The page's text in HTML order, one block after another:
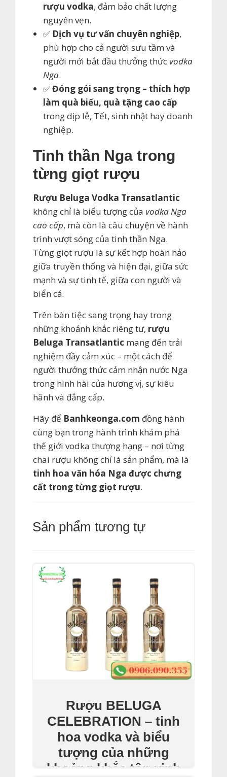
rượu vodka, đảm bảo chất lượng
nguyên vẹn.
✅ Dịch vụ tư vấn chuyên nghiệp,
phù hợp cho cả người sưu tầm và
người mới bắt đầu thưởng thứcvodka
Nga.
✅Đóng gói sang trọng – thích hợp
làm quà biếu, quà tặng cao cấp
trong dịp lễ, Tết, sinh nhật hay doanh
nghiệp.
Tinh thần Nga trong
từng giọt rượu
Rượu Beluga Vodka Transatlantic
không chỉ là biểu tượng của vodka Nga
cao cấp, mà còn là câu chuyện về hành
trình vượt sóng của tinh thần Nga.
Từng giọt rượu là sự kết hợp hoàn hảo
giữa truyền thống và hiện đại, giữa sức
mạnh và sự tinh tế, giữa con người và
biển cả.
Trên bàn tiệc sang trọng hay trong
những khoảnh khắc riêng tư, rượu
Beluga Transatlantic mang đến trải
nghiệm đầy cảm xúc – một cách để
người thưởng thức cảm nhận nước Nga
trong hình hài của hương vị, sự kiêu
hãnh và đẳng cấp.
Hãy để Banhkeonga.com đồng hành
cùng bạn trong hành trình khám phá
thế giới vodka thượng hạng – nơi từng
chai rượu không chỉ là sản phẩm, mà là
tinh hoa văn hóa Nga được chưng
cất trong từng giọt rượu.
Sản phẩm tương tự
Rượu BELUGA
CELEBRATION – tinh
hoa vodka và biểu
tượng của những
khoảng khắc tôn vinh